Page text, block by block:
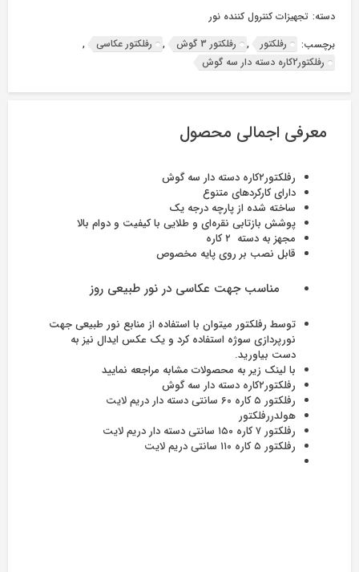
دسته: تجهیزات کنترول کننده نور
برچسب:
رفلکتور , رفلکتور 3 گوش , رفلکتور عکاسی
,
رفلکتور2کاره دسته دار سه گوش
معرفی اجمالی محصول
رفلکتور۲کاره دسته دار سه گوش
دارای کارکردهای متنوع
ساخته شده از پارچه درجه یک
پوشش بازتابی نقره‌ای و طلایی با کیفیت و دوام بالا
مجهز به دسته‌ ۲ کاره
قابل نصب بر روی پایه مخصوص
مناسب جهت عکاسی در نور طبیعی روز
توسط رفلکتور میتوان با استفاده از منابع نور طبیعی جهت
نورپردازی سوژه استفاده کرد و یک عکس ایدال نیز به
دست بیاورید.
با لینک زیر به محصولات مشابه مراجعه نمایید
رفلکتور۲کاره دسته دار سه گوش
رفلکتور ۵ کاره ۶۰ سانتی دسته دار دریم لایت
هولدررفلکتور
رفلکتور ۷ کاره ۱۵۰ سانتی دسته دار دریم لایت
رفلکتور ۵ کاره ۱۱۰ سانتی دریم لایت